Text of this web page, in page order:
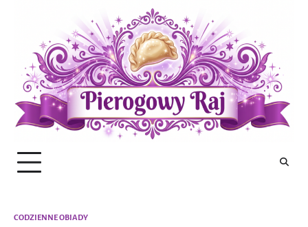
CODZIENNE OBIADY